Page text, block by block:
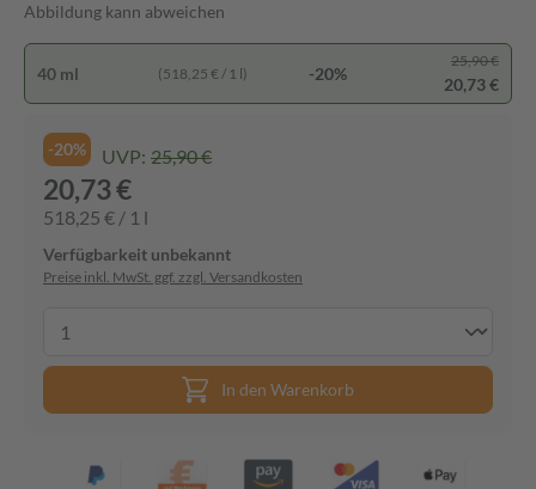
Abbildung kann abweichen
40 ml (518,25 € / 1 l) -20%
25,90 €
20,73 €
-20% UVP: 25,90 €
20,73 €
518,25 € / 1 l
Verfügbarkeit unbekannt
Preise inkl. MwSt. ggf. zzgl. Versandkosten
In den Warenkorb